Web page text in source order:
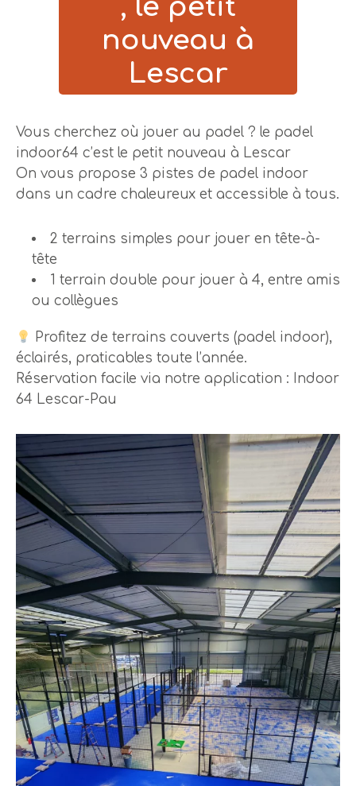
, le petit
nouveau à
Lescar
Vous cherchez où jouer au padel ? le padel
indoor64 c’est le petit nouveau à Lescar
On vous propose 3 pistes de padel indoor
dans un cadre chaleureux et accessible à tous.
2 terrains simples pour jouer en tête-à-
tête
1 terrain double pour jouer à 4, entre amis
ou collègues
Profitez deterrains couverts (padel indoor),
éclairés, praticables toute l’année.
Réservation facile via notre application : Indoor
64 Lescar-Pau